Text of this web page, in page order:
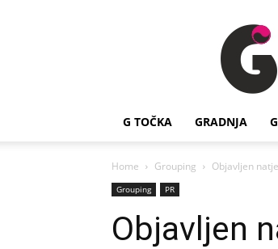
G
Točka
G TOČKA GRADNJA
Home Grouping Objavljen
Grouping PR
Objavljen